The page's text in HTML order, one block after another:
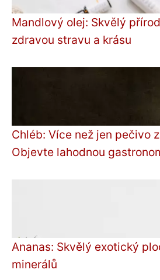
Mandlový olej: Skvělý
zdravou stravu a krásu
Chléb: Více než jen pečivo
Objevte lahodnou
Ananas: Skvělý exotický
minerálů